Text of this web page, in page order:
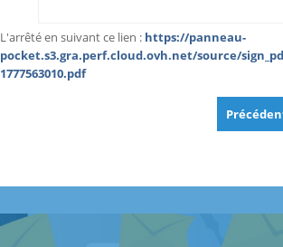
L'arrêté en suivant ce lien : https://panneau-
pocket.s3.gra.perf.cloud.ovh.net/source/
1777563010.pdf